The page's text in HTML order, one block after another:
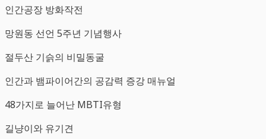
인간공장 방화작전
망원동 선언 5주년 기념행사
절두산 기슭의 비밀동굴
인간과 뱀파이어간의 공감력 증강 매뉴얼
48가지로 늘어난 MBTI유형
길냥이와 유기견